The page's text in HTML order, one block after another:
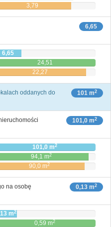
3,79
6,65
6,65
24,51
22,27
101 m2
oddanych do
101,0 m2
101,0 m2
94,1 m2
90,0 m2
0,13 m2
na osobę
m2
0,59 m2